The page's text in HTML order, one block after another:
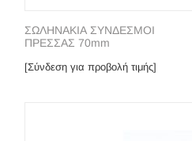
ΣΩΛΗΝΑΚΙΑ ΣΥΝΔΕΣΜΟΙ
ΠΡΕΣΣΑΣ 70mm
[Σύνδεση για προβολή τιμής]